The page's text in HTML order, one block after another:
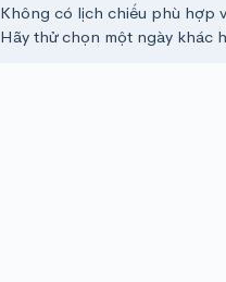
Không có lịch chiếu phù hợp
Hãy thử chọn một ngày khác